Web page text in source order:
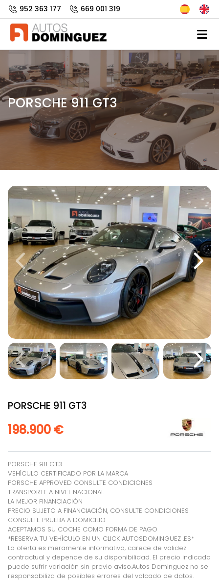
952 363 177 669 001 319
PORSCHE 911 GT3
PORSCHE 911 GT3
198.900 €
PORSCHE 911 GT3
VEHÍCULO CERTIFICADO POR LA MARCA
PORSCHE APPROVED CONSULTE CONDICIONES
TRANSPORTE A NIVEL NACIONAL
LA MEJOR FINANCIACIÓN
PRECIO SUJETO A FINANCIACIÓN, CONSULTE CONDICIONES
CONSULTE PRUEBA A DOMICILIO
ACEPTAMOS SU COCHE COMO FORMA DE PAGO
*RESERVA TU VEHÍCULO EN UN CLICK AUTOSDOMINGUEZ .ES*
La oferta es meramente informativa, carece de validez
contractual y depende de su disponibilidad. El precio indicado
puede sufrir variación sin previo aviso.Autos Dominguez no se
responsabiliza de posibles errores del volcado de datos.